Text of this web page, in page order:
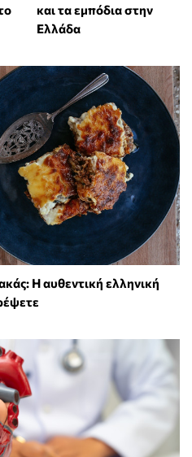
και τα εμπόδια στην
Ελλάδα
Η αυθεντική ελληνική